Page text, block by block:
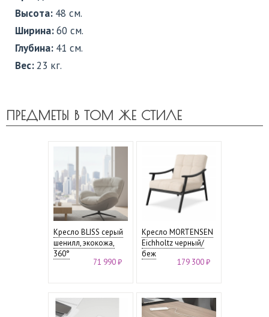
Высота: 48 см.
Ширина:60 см.
Глубина: 41 см.
Вес:23 кг.
ПРЕДМЕТЫ В ТОМ ЖЕ СТИЛЕ
Кресло BLISS серый
шенилл, экокожа,
360°
71 990 ₽
Кресло MORTENSEN
Eichholtz черный/
беж
179 300 ₽